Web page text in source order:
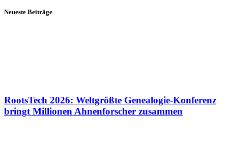
Neueste Beiträge
RootsTech 2026: Weltgrößte Genealogie-Konferenz
bringt Millionen Ahnenforscher zusammen